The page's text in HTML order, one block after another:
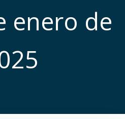
enero de